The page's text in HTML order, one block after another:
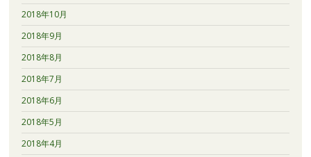
2018年10月
2018年9月
2018年8月
2018年7月
2018年6月
2018年5月
2018年4月